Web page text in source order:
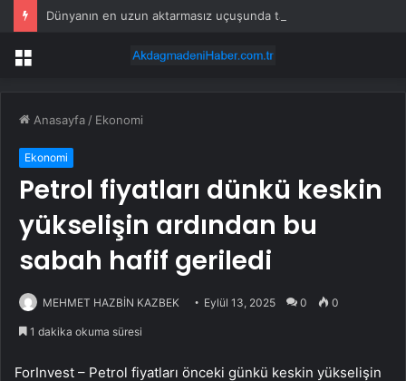
Menü
Anasayfa / Ekonomi
Ekonomi
Petrol fiyatları dünkü keskin
yükselişin ardından bu
sabah hafif geriledi
MEHMET HAZBİN KAZBEK Eylül 13, 2025 0 0
1 dakika okuma süresi
ForInvest – Petrol fiyatları önceki günkü keskin yükselişin